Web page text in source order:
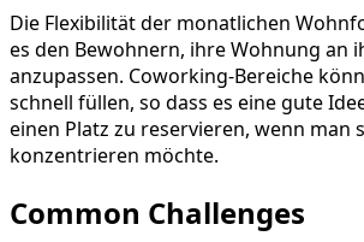
Die Flexibilität der monatlichen
es den Bewohnern, ihre Wohnung an
anzupassen. Coworking-Bereiche
schnell füllen, so dass es eine gute
einen Platz zu reservieren, wenn man
konzentrieren möchte.
Common Challenges